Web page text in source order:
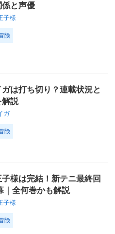
と声優
子様
険
は打ち切り？連載状況と
解説
ガ
険
様は完結！新テニ最終回
｜全何巻かも解説
子様
険